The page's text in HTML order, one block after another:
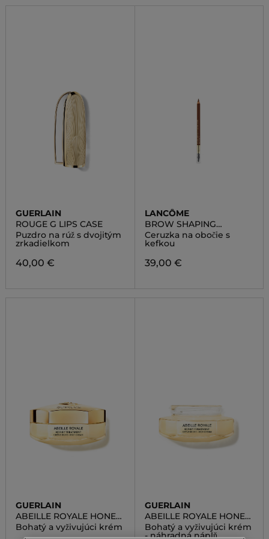
GUERLAIN
ROUGE G LIPS CASE
Puzdro na rúž s dvojitým
zrkadielkom
40,00 €
LANCÔME
BROW SHAPING
POWDERY PENCIL
Ceruzka na obočie s
kefkou
39,00 €
GUERLAIN
ABEILLE ROYALE HONEY
TREATMENT RICH CREAM
Bohatý a vyživujúci krém
GUERLAIN
ABEILLE ROYALE HONEY
TREATMENT RICH CREAM
REFILL
Bohatý a vyživujúci krém
- náhradná náplň